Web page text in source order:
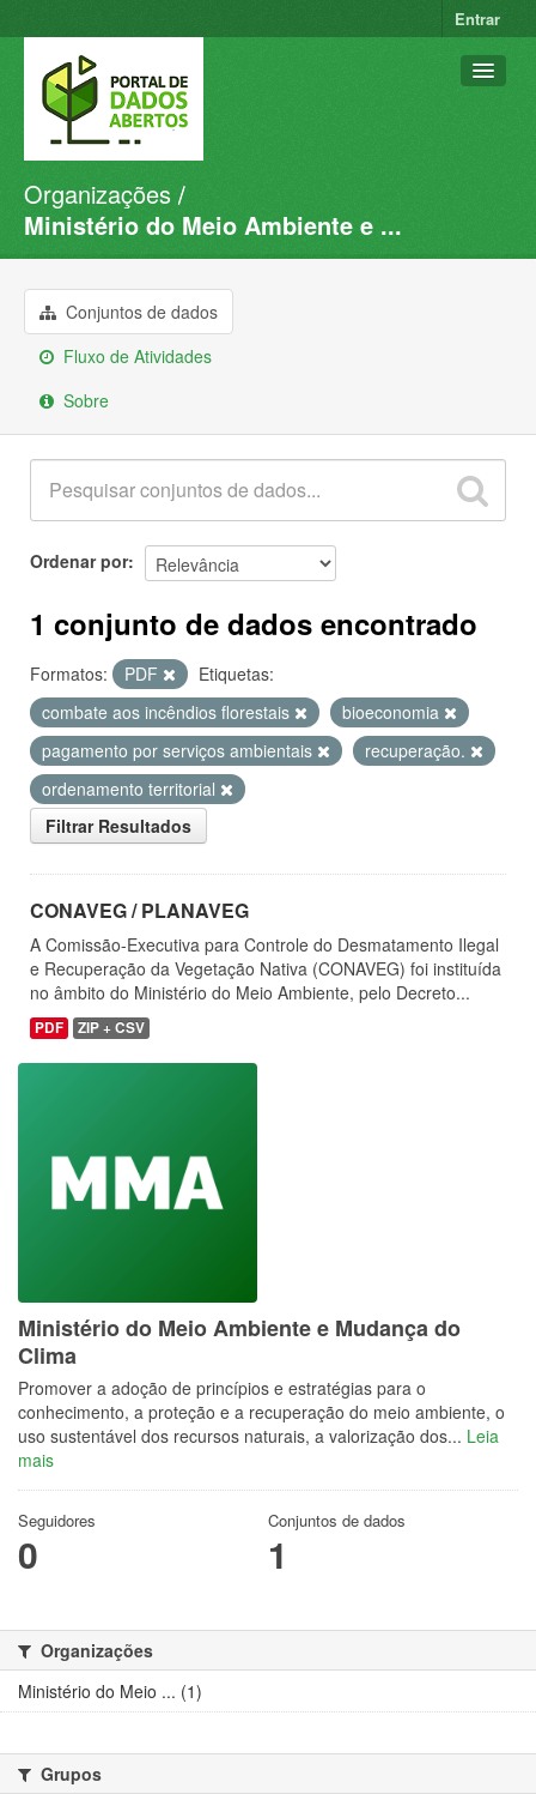
Entrar
Conjuntos de dados
Organizações
Sobre
Organizações
Ministério do Meio Ambiente e ...
Conjuntos de dados
Fluxo de Atividades
Sobre
Ordenar por
1 conjunto de dados encontrado
Formatos: PDF
Etiquetas:
combate aos incêndios florestais
bioeconomia
pagamento por serviços ambientais
recuperação.
ordenamento territorial
Filtrar Resultados
CONAVEG / PLANAVEG
A Comissão-Executiva para Controle do Desmatamento Ilegal
e Recuperação da Vegetação Nativa (CONAVEG) foi instituída
no âmbito do Ministério do Meio Ambiente, pelo Decreto...
PDF ZIP + CSV
Ministério do Meio Ambiente e Mudança do
Clima
Promover a adoção de princípios e estratégias para o
conhecimento, a proteção e a recuperação do meio ambiente, o
uso sustentável dos recursos naturais, a valorização dos... Leia
mais
Seguidores
0
Conjuntos de dados
1
Organizações
Ministério do Meio ... (1)
Grupos